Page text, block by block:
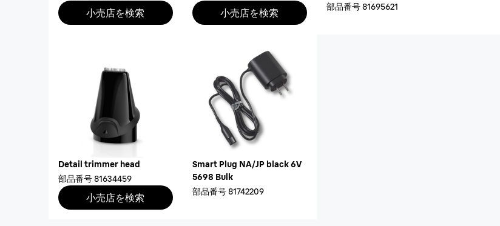
小売店を検索 小売店を検索 部品番号81695621
Detail trimmer head
部品番号81634459
小売店を検索
Smart Plug NA/JP black 6V
5698 Bulk
部品番号81742209